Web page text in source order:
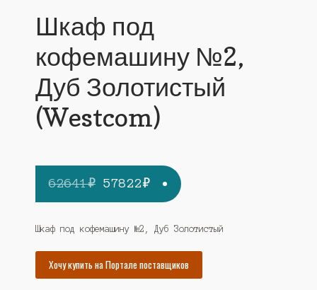
Шкаф под
кофемашину №2,
Дуб Золотистый
(Westcom)
62641₽ Первоначальная
цена
составляла
62641₽.
57822₽Текущая
цена:
57822₽.
Шкаф под кофемашину №2, Дуб Золотистый
Хочу купить на Портале поставщиков